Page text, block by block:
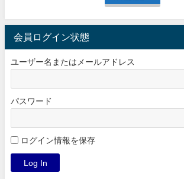
会員ログイン状態
ユーザー名またはメールアドレス
パスワード
ログイン情報を保存